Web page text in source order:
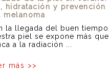
hidratación y prevención
melanoma
la llegada del buen tiempo,
piel se expone más que
a la radiación ...
más >>